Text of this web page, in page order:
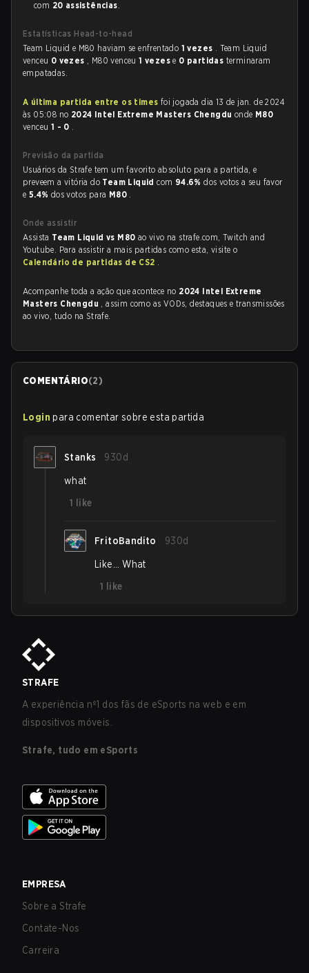
com 20 assistências.
Estatísticas Head-to-head
Team Liquid e M80 haviam se enfrentado 1 vezes . Team Liquid
venceu 0 vezes , M80 venceu1 vezese 0 partidas terminaram
empatadas.
A última partida entre os times foi jogada dia 13 de jan. de 2024
às 05:08 no 2024 Intel Extreme Masters Chengdu onde M80
venceu 1 - 0 .
Previsão da partida
Usuários da Strafe tem um favorito absoluto para a partida, e
preveem a vitória do Team Liquidcom 94.6%dos votos a seu favor
e 5.4% dos votos para M80 .
Onde assistir
Assista Team Liquid vs M80 ao vivo na strafe.com, Twitch and
Youtube. Para assistir a mais partidas como esta, visite o
Calendário de partidas de CS2 .
Acompanhe toda a ação que acontece no 2024 Intel Extreme
Masters Chengdu , assim como as VODs, destaques e transmissões
ao vivo, tudo na Strafe.
COMENTÁRIO(2)
Login para comentar sobre esta partida
Stanks 930d
what
1
like
FritoBandito 930d
Like... What
1
like
STRAFE
A experiência nº1 dos fãs de eSports na web e em
dispositivos móveis.
Strafe, tudo em eSports
EMPRESA
Sobre a Strafe
Contate-Nos
Carreira